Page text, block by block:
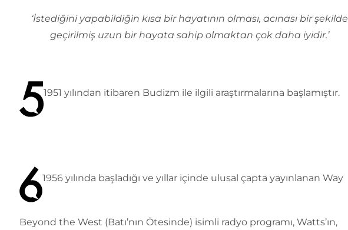
‘İstediğini yapabildiğin kısa bir hayatının olması, acınası bir şekilde
geçirilmiş uzun bir hayata sahip olmaktan çok daha iyidir.’
1951 yılından itibaren Budizm ile ilgili araştırmalarına başlamıştır.
1956 yılında başladığı ve yıllar içinde ulusal çapta yayınlanan Way
Beyond the West (Batı’nın Ötesinde) isimli radyo programı, Watts’ın,